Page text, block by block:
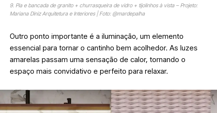
9. Pia e bancada de granito + churrasqueira de vidro + tijolinhos à vista – Projeto:
Mariana Diniz Arquitetura e Interiores | Foto: @mardepalha
Outro ponto importante é a iluminação, um elemento
essencial para tornar o cantinho bem acolhedor. As luzes
amarelas passam uma sensação de calor, tornando o
espaço mais convidativo e perfeito para relaxar.